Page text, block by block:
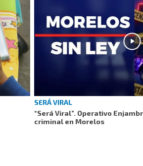
SERÁ VIRAL
“Será Viral”. Operativo
criminal en Morelos